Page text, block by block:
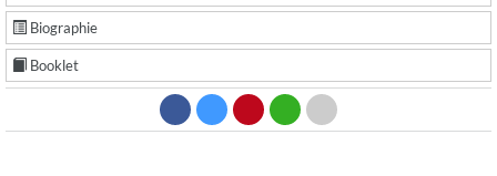
Biographie
Booklet